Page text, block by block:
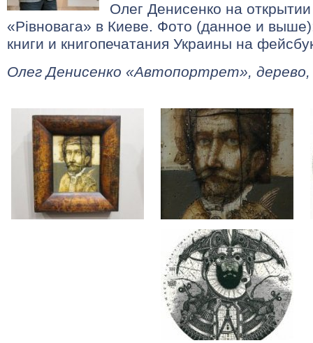
Олег Денисенко на
«Рівновага» в Киеве. Фото (данное и
книги и книгопечатания Украины на
Олег Денисенко «Автопортрет», дерево,